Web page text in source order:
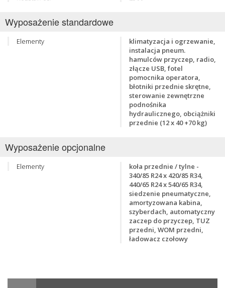
Wyposażenie standardowe
Elementy
klimatyzacja i ogrzewanie,
instalacja pneum.
hamulców przyczep, radio,
złącze USB, fotel
pomocnika operatora,
błotniki przednie skrętne,
sterowanie zewnętrzne
podnośnika
hydraulicznego, obciążniki
przednie (12 x 40 +70 kg)
Wyposażenie opcjonalne
Elementy
koła przednie / tylne -
340/85 R24 x 420/85 R34,
440/65 R24 x 540/65 R34,
siedzenie pneumatyczne,
amortyzowana kabina,
szyberdach, automatyczny
zaczep do przyczep, TUZ
przedni, WOM przedni,
ładowacz czołowy